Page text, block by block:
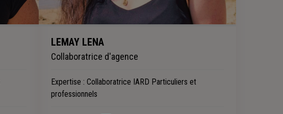
LEMAY LENA
Collaboratrice d'agence
Expertise : Collaboratrice IARD Particuliers et
professionnels